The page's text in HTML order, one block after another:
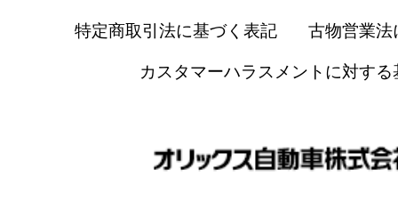
特定商取引法に基づく表記 古物営業法
カスタマーハラスメントに対する